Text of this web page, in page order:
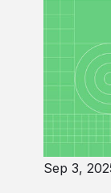
Sep 3,